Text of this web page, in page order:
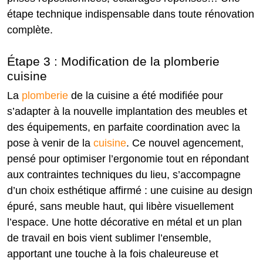
étape technique indispensable dans toute rénovation
complète.
Étape 3 : Modification de la plomberie
cuisine
La plomberie de la cuisine a été modifiée pour
s’adapter à la nouvelle implantation des meubles et
des équipements, en parfaite coordination avec la
pose à venir de la cuisine. Ce nouvel agencement,
pensé pour optimiser l’ergonomie tout en répondant
aux contraintes techniques du lieu, s’accompagne
d’un choix esthétique affirmé : une cuisine au design
épuré, sans meuble haut, qui libère visuellement
l’espace. Une hotte décorative en métal et un plan
de travail en bois vient sublimer l’ensemble,
apportant une touche à la fois chaleureuse et